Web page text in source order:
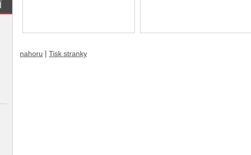
nahoru Tisk stranky